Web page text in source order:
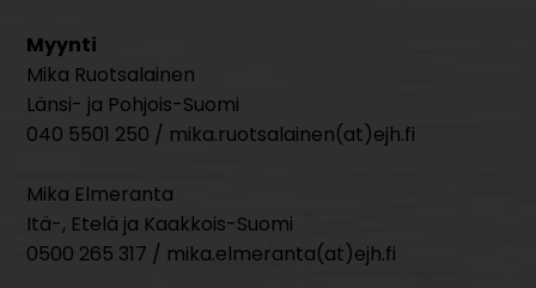
Myynti
Mika Ruotsalainen
Länsi- ja Pohjois-Suomi
040 5501 250 / mika.ruotsalainen(at)ejh.fi
Mika Elmeranta
Itä-, Etelä ja Kaakkois-Suomi
0500 265 317 / mika.elmeranta(at)ejh.fi